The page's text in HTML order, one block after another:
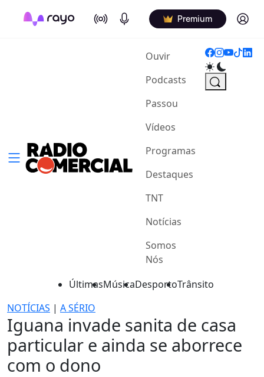
On Air Podcasts Premium Log in
Ouvir(current)
Podcasts
Passou
Vídeos
Programas
Destaques
TNT
Notícias
Somos
Nós
ÚltimasMúsicaDesportoTrânsito
NOTÍCIAS | A SÉRIO
Iguana invade sanita de casa
particular e ainda se aborrece
com o dono